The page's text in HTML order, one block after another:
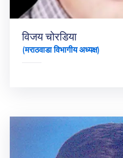
विजय चोरडिया
(मराठवाडा विभागीय अध्यक्ष)